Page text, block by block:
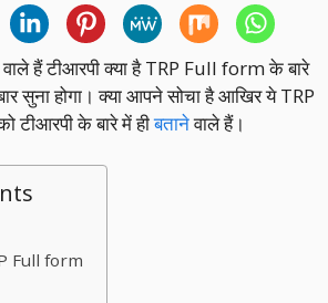
हैं टीआरपी क्‍या है TRP Full form के बारे
सुना होगा। क्‍या आपने सोचा है आखिर ये TRP
टीआरपी के बारे में हीबतानेवाले हैं।
Full form